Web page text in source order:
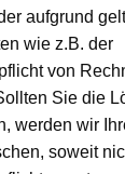
aufgrund
wie z.B. der
von
Sie die
werden wir
soweit